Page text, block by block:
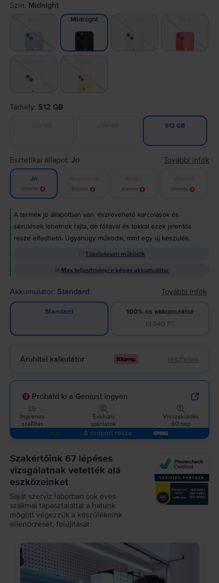
Szín: Midnight
Midnight
Tárhely: 512 GB
512 GB
Esztétikai állapot: Jó További infók
Jó
Értesítés Értesítés Értesítés Értesítés
A termék jó állapotban van; észrevehető karcolások és
sérülések lehetnek rajta, de fóliával és tokkal ezek jelentős
része elfedhető. Ugyanúgy működik, mint egy új készülék.
Tökéletesen működik
Max teljesítményre képes akkumulátor
Akkumulátor: Standard További infók
Standard
100%-os akkumulátor
13.940 FT
Áruhitel kalkulátor részletek
Próbáld ki a Geniust ingyen
Ingyenes
szállítás
Exkluzív
ajánlatok
Visszaküldés
60 nap
A csoport része
Szakértőink 67 lépéses
vizsgálatnak vetették alá
eszközeinket
Saját szerviz laborban sok éves
szakmai tapasztalattal a hátunk
mögött végezzük a készülékeink
ellenőrzését, felújítását.